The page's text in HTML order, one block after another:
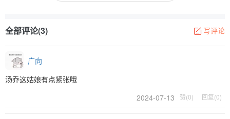
全部评论(3) 写评论
广向
汤乔这姑娘有点紧张哦
2024-07-13
赞(0) 回复(0)